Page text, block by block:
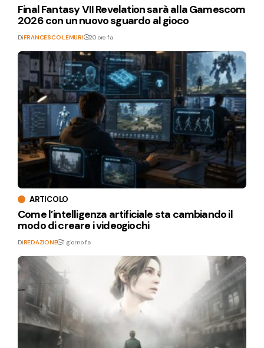
Final Fantasy VII Revelation sarà alla Gamescom
2026 con un nuovo sguardo al gioco
DiFRANCESCO LEMURI 20 ore fa
ARTICOLO
Come l’intelligenza artificiale sta cambiando il
modo di creare i videogiochi
DiREDAZIONE 1 giorno fa